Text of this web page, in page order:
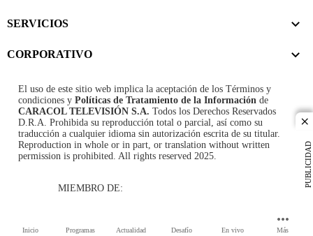
Inicio Programas Actualidad Desafío En vivo Más
PUBLICIDAD
SERVICIOS
CORPORATIVO
El uso de este sitio web implica la aceptación de los Términos y
condiciones y Políticas de Tratamiento de la Información de
CARACOL TELEVISIÓN S.A. Todos los Derechos Reservados
D.R.A. Prohibida su reproducción total o parcial, así como su
traducción a cualquier idioma sin autorización escrita de su titular.
Reproduction in whole or in part, or translation without written
permission is prohibited. All rights reserved 2025.
MIEMBRO DE: